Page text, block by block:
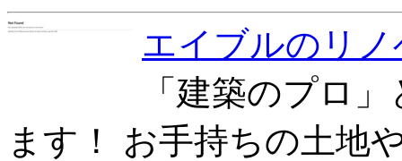
エイブルのリ
「建築のプロ
ます！ お手持ちの土地